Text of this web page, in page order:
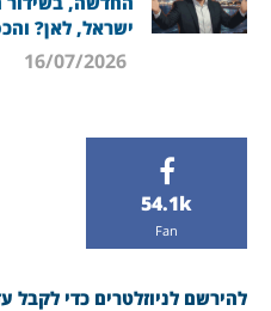
ישראל, לאן?
54.1k
Fan
להירשם לניוזלטרים כדי לקבל